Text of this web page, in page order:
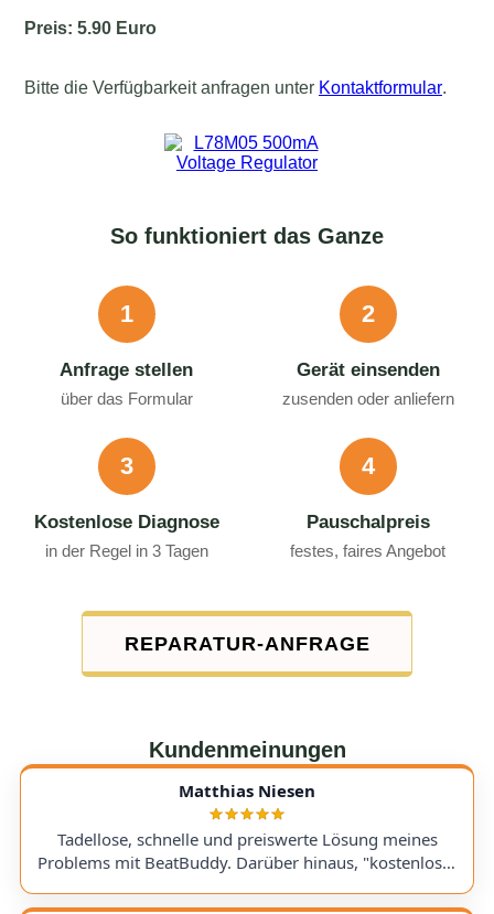
Preis: 5.90 Euro
Bitte die Verfügbarkeit anfragen unter Kontaktformular.
So funktioniert das Ganze
1
Anfrage stellen
über das Formular
2
Gerät einsenden
zusenden oder anliefern
3
Kostenlose Diagnose
in der Regel in 3 Tagen
4
Pauschalpreis
festes, faires Angebot
REPARATUR-ANFRAGE
Kundenmeinungen
Matthias Niesen
Tadellose, schnelle und preiswerte Lösung meines
Problems mit BeatBuddy. Darüber hinaus, "kostenloser
bringe. Kommunikation lief hervorragend und die